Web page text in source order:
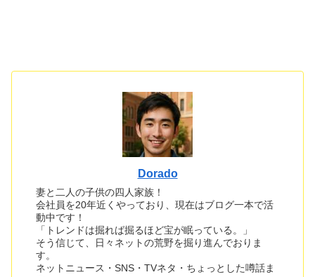
Dorado
妻と二人の子供の四人家族！
会社員を20年近くやっており、現在はブログ一本で活
動中です！
「トレンドは掘れば掘るほど宝が眠っている。」
そう信じて、日々ネットの荒野を掘り進んでおりま
す。
ネットニュース・SNS・TVネタ・ちょっとした噂話ま